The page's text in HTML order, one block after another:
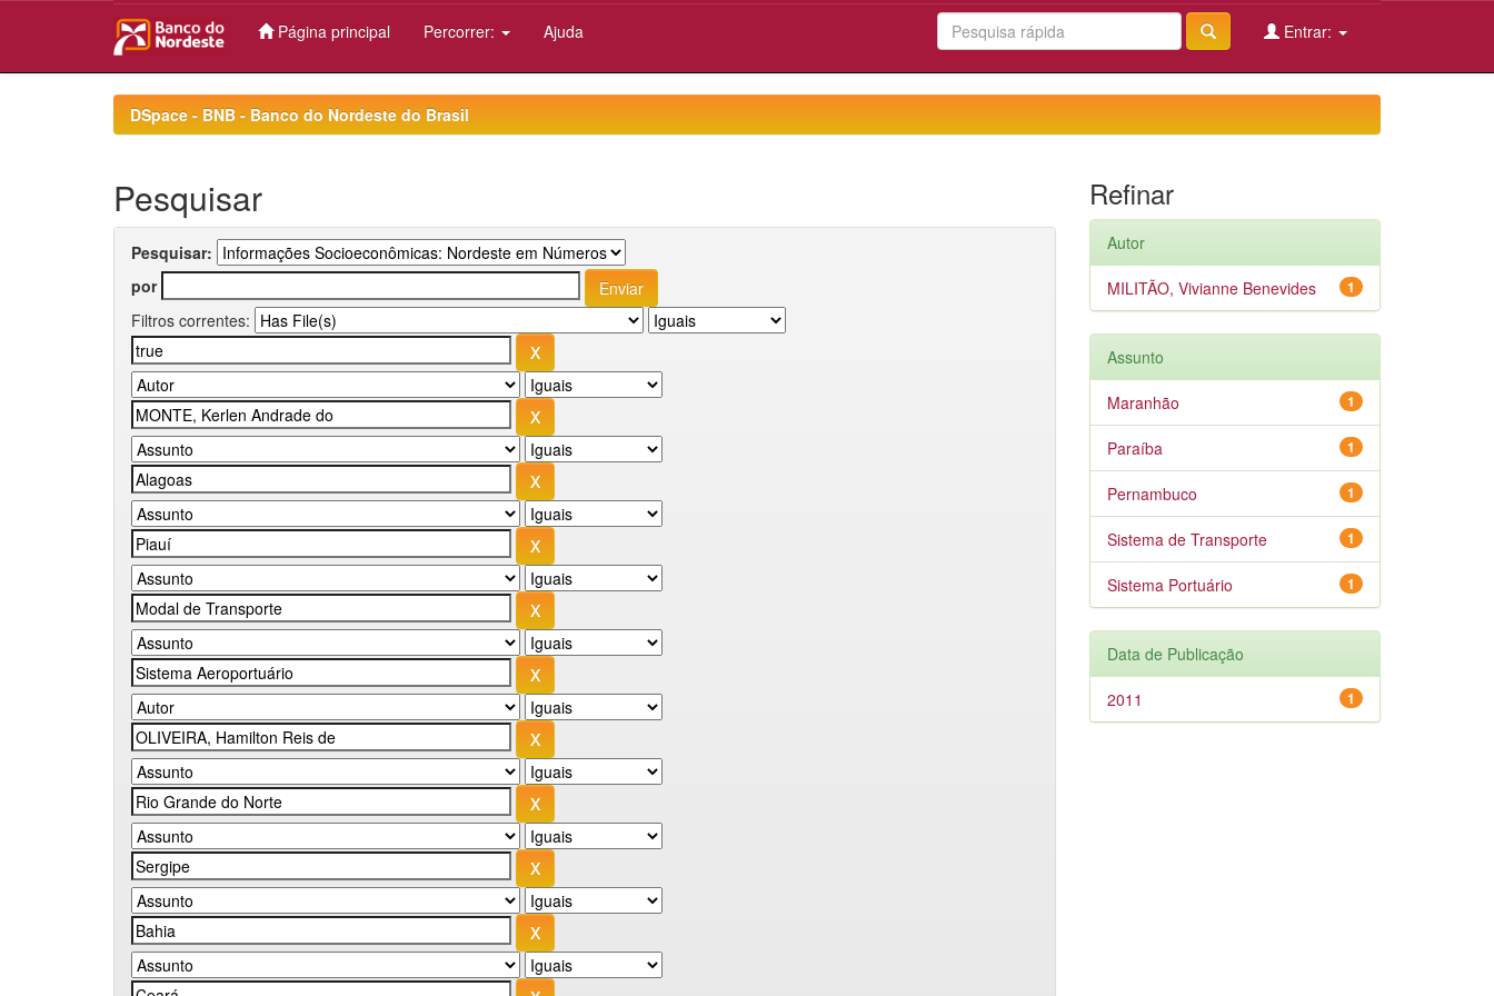
Página principal Percorrer: Ajuda Entrar:
DSpace - BNB - Banco do Nordeste do Brasil
Pesquisar
Pesquisar:
por
Filtros correntes:
Refinar
Autor
1
MILITÃO, Vivianne Benevides
Assunto
1
Maranhão
1
Paraíba
1
Pernambuco
1
Sistema de Transporte
1
Sistema Portuário
Data de Publicação
1
2011